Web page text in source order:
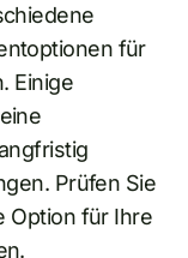
für
Einige
Prüfen Sie
Option für Ihre